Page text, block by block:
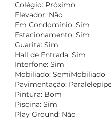
Colégio: Próximo
Elevador: Não
Em Condomínio: Sim
Estacionamento: Sim
Guarita: Sim
Hall de Entrada: Sim
Interfone: Sim
Mobiliado: SemiMobiliado
Pavimentação:
Pintura: Bom
Piscina: Sim
Play Ground: Não